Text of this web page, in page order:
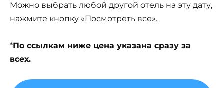
Можно выбрать любой другой отель на эту дату,
нажмите кнопку «Посмотреть все».
*По ссылкам ниже цена указана сразу за
всех.